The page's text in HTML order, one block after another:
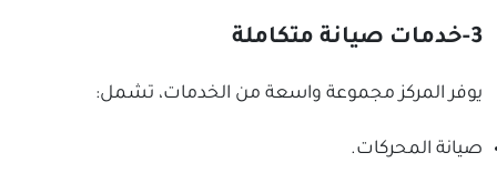
3-خدمات صيانة متكاملة
يوفر المركز مجموعة واسعة من الخدمات، تشمل:
صيانة المحركات.